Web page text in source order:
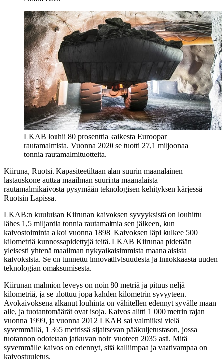
LKAB louhii 80 prosenttia kaikesta Euroopan
rautamalmista. Vuonna 2020 se tuotti 27,1 miljoonaa
tonnia rautamalmituotteita.
Kiiruna, Ruotsi. Kapasiteetiltaan alan suurin maanalainen
lastauskone auttaa maailman suurinta maanalaista
rautamalmikaivosta pysymään teknologisen kehityksen kärjessä
Ruotsin Lapissa.
LKAB:n kuuluisan Kiirunan kaivoksen syvyyksistä on louhittu
lähes 1,5 miljardia tonnia rautamalmia sen jälkeen, kun
kaivostoiminta alkoi vuonna 1898. Kaivoksen läpi kulkee 500
kilometriä kunnossapidettyjä teitä. LKAB Kiirunaa pidetään
yleisesti yhtenä maailman nykyaikaisimmista maanalaisista
kaivoksista. Se on tunnettu innovatiivisuudesta ja innokkaasta uuden
teknologian omaksumisesta.
Kiirunan malmion leveys on noin 80 metriä ja pituus neljä
kilometriä, ja se ulottuu jopa kahden kilometrin syvyyteen.
Avokaivoksena alkanut louhinta on vähitellen edennyt syvälle maan
alle, ja tuotantomäärät ovat isoja. Kaivos alitti 1 000 metrin rajan
vuonna 1999, ja vuonna 2012 LKAB sai valmiiksi vielä
syvemmällä, 1 365 metrissä sijaitsevan pääkuljetustason, jossa
tuotannon odotetaan jatkuvan noin vuoteen 2035 asti. Mitä
syvemmälle kaivos on edennyt, sitä kalliimpaa ja vaativampaa on
kaivostuuletus.